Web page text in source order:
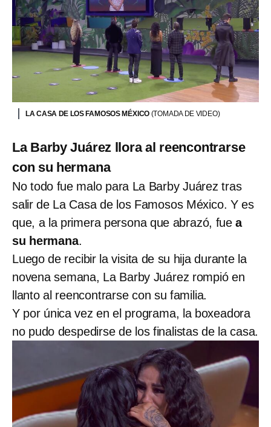
LA CASA DE LOS FAMOSOS MÉXICO (TOMADA DE VIDEO)
La Barby Juárez llora al reencontrarse
con su hermana
No todo fue malo para La Barby Juárez tras
salir de La Casa de los Famosos México. Y es
que, a la primera persona que abrazó, fuea
su hermana.
Luego de recibir la visita de su hija durante la
novena semana, La Barby Juárez rompió en
llanto al reencontrarse con su familia.
Y por única vez en el programa, la boxeadora
no pudo despedirse de los finalistas de la casa.